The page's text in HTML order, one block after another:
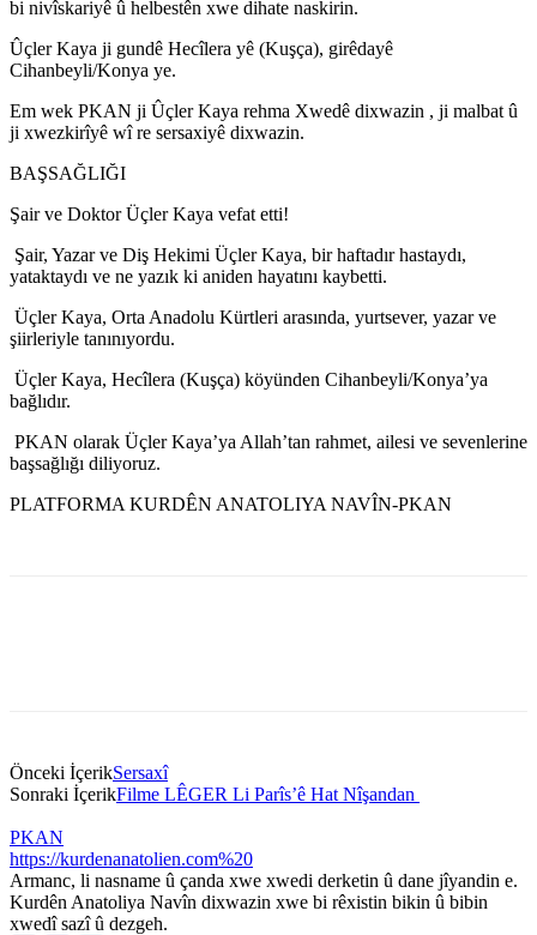
bi nivîskariyê û helbestên xwe dihate naskirin.
Ûçler Kaya ji gundê Hecîlera yê (Kuşça), girêdayê
Cihanbeyli/Konya ye.
Em wek PKAN ji Ûçler Kaya rehma Xwedê dixwazin , ji malbat û
ji xwezkirîyê wî re sersaxiyê dixwazin.
BAŞSAĞLIĞI
Şair ve Doktor Üçler Kaya vefat etti!
Şair, Yazar ve Diş Hekimi Üçler Kaya, bir haftadır hastaydı,
yataktaydı ve ne yazık ki aniden hayatını kaybetti.
Üçler Kaya, Orta Anadolu Kürtleri arasında, yurtsever, yazar ve
şiirleriyle tanınıyordu.
Üçler Kaya, Hecîlera (Kuşça) köyünden Cihanbeyli/Konya’ya
bağlıdır.
PKAN olarak Üçler Kaya’ya Allah’tan rahmet, ailesi ve sevenlerine
başsağlığı diliyoruz.
PLATFORMA KURDÊN ANATOLIYA NAVÎN-PKAN
Önceki İçerikSersaxî
Sonraki İçerikFilme LÊGER Li Parîs’ê Hat Nîşandan
PKAN
https://kurdenanatolien.com%20
Armanc, li nasname û çanda xwe xwedi derketin û dane jîyandin e.
Kurdên Anatoliya Navîn dixwazin xwe bi rêxistin bikin û bibin
xwedî sazî û dezgeh.